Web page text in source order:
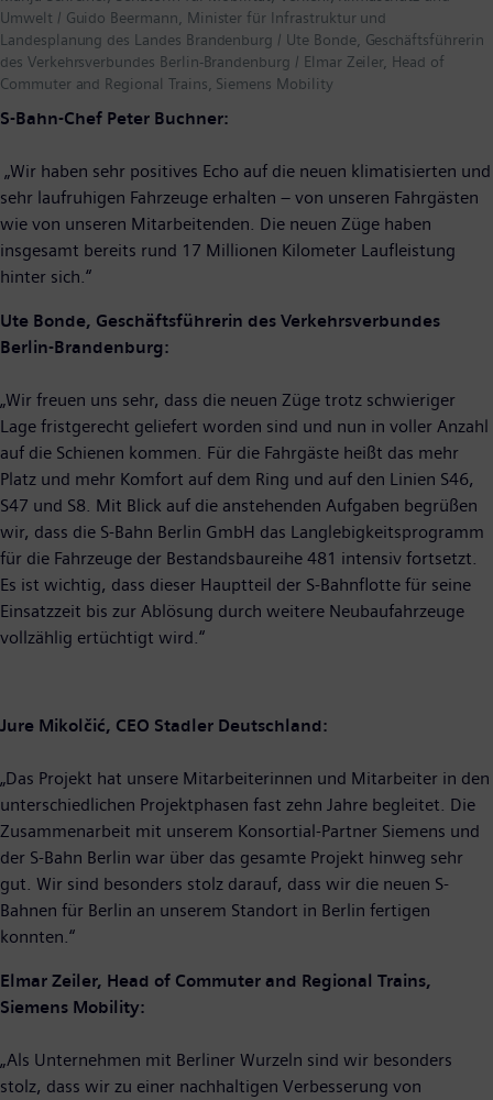
Umwelt / Guido Beermann, Minister für Infrastruktur und
Landesplanung des Landes Brandenburg / Ute Bonde, Geschäftsführerin
des Verkehrsverbundes Berlin-Brandenburg / Elmar Zeiler, Head of
Commuter and Regional Trains, Siemens Mobility
S-Bahn-Chef Peter Buchner:
„Wir haben sehr positives Echo auf die neuen klimatisierten und
sehr laufruhigen Fahrzeuge erhalten – von unseren Fahrgästen
wie von unseren Mitarbeitenden. Die neuen Züge haben
insgesamt bereits rund 17 Millionen Kilometer Laufleistung
hinter sich.“
Ute Bonde, Geschäftsführerin des Verkehrsverbundes
Berlin-Brandenburg:
„Wir freuen uns sehr, dass die neuen Züge trotz schwieriger
Lage fristgerecht geliefert worden sind und nun in voller Anzahl
auf die Schienen kommen. Für die Fahrgäste heißt das mehr
Platz und mehr Komfort auf dem Ring und auf den Linien S46,
S47 und S8. Mit Blick auf die anstehenden Aufgaben begrüßen
wir, dass die S-Bahn Berlin GmbH das Langlebigkeitsprogramm
für die Fahrzeuge der Bestandsbaureihe 481 intensiv fortsetzt.
Es ist wichtig, dass dieser Hauptteil der S-Bahnflotte für seine
Einsatzzeit bis zur Ablösung durch weitere Neubaufahrzeuge
vollzählig ertüchtigt wird.“
Jure Mikolčić, CEO Stadler Deutschland:
„Das Projekt hat unsere Mitarbeiterinnen und Mitarbeiter in den
unterschiedlichen Projektphasen fast zehn Jahre begleitet. Die
Zusammenarbeit mit unserem Konsortial-Partner Siemens und
der S-Bahn Berlin war über das gesamte Projekt hinweg sehr
gut. Wir sind besonders stolz darauf, dass wir die neuen S-
Bahnen für Berlin an unserem Standort in Berlin fertigen
konnten.“
Elmar Zeiler, Head of Commuter and Regional Trains,
Siemens Mobility:
„Als Unternehmen mit Berliner Wurzeln sind wir besonders
stolz, dass wir zu einer nachhaltigen Verbesserung von